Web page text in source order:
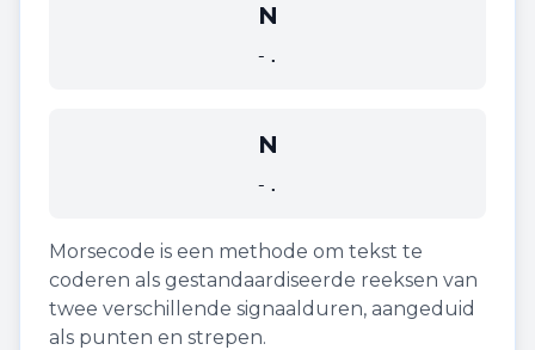
N
-.
N
-.
Morsecode is een methode om tekst te
coderen als gestandaardiseerde reeksen van
twee verschillende signaalduren, aangeduid
als punten en strepen.